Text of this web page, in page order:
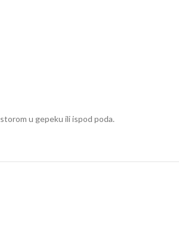
u gepeku ili ispod poda.